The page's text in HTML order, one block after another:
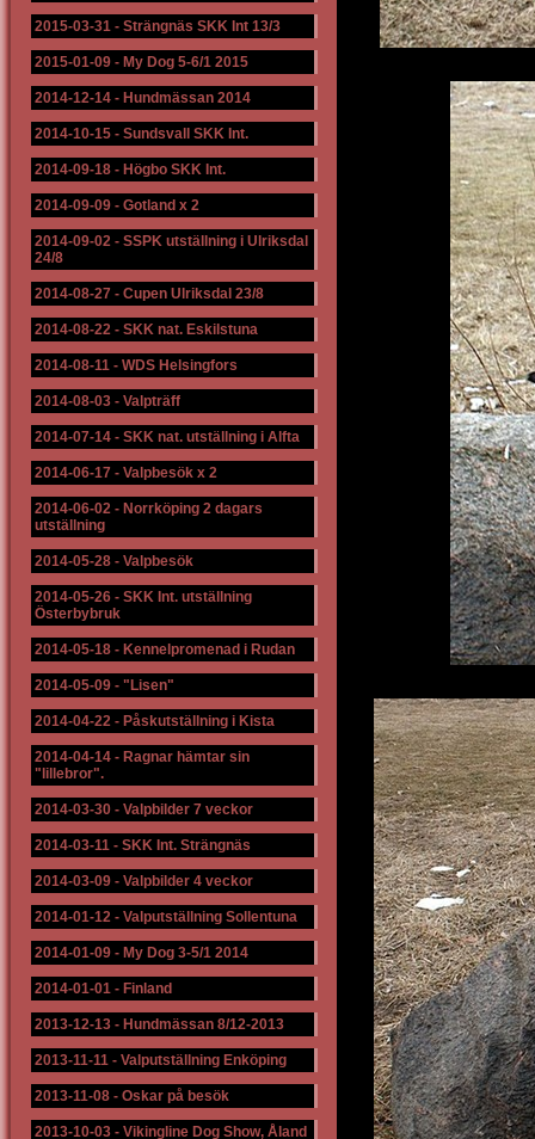
2015-03-31 - Strängnäs SKK Int 13/3
2015-01-09 - My Dog 5-6/1 2015
2014-12-14 - Hundmässan 2014
2014-10-15 - Sundsvall SKK Int.
2014-09-18 - Högbo SKK Int.
2014-09-09 - Gotland x 2
2014-09-02 - SSPK utställning i Ulriksdal
24/8
2014-08-27 - Cupen Ulriksdal 23/8
2014-08-22 - SKK nat. Eskilstuna
2014-08-11 - WDS Helsingfors
2014-08-03 - Valpträff
2014-07-14 - SKK nat. utställning i Alfta
2014-06-17 - Valpbesök x 2
2014-06-02 - Norrköping 2 dagars
utställning
2014-05-28 - Valpbesök
2014-05-26 - SKK Int. utställning
Österbybruk
2014-05-18 - Kennelpromenad i Rudan
2014-05-09 - "Lisen"
2014-04-22 - Påskutställning i Kista
2014-04-14 - Ragnar hämtar sin
"lillebror".
2014-03-30 - Valpbilder 7 veckor
2014-03-11 - SKK Int. Strängnäs
2014-03-09 - Valpbilder 4 veckor
2014-01-12 - Valputställning Sollentuna
2014-01-09 - My Dog 3-5/1 2014
2014-01-01 - Finland
2013-12-13 - Hundmässan 8/12-2013
2013-11-11 - Valputställning Enköping
2013-11-08 - Oskar på besök
2013-10-03 - Vikingline Dog Show, Åland